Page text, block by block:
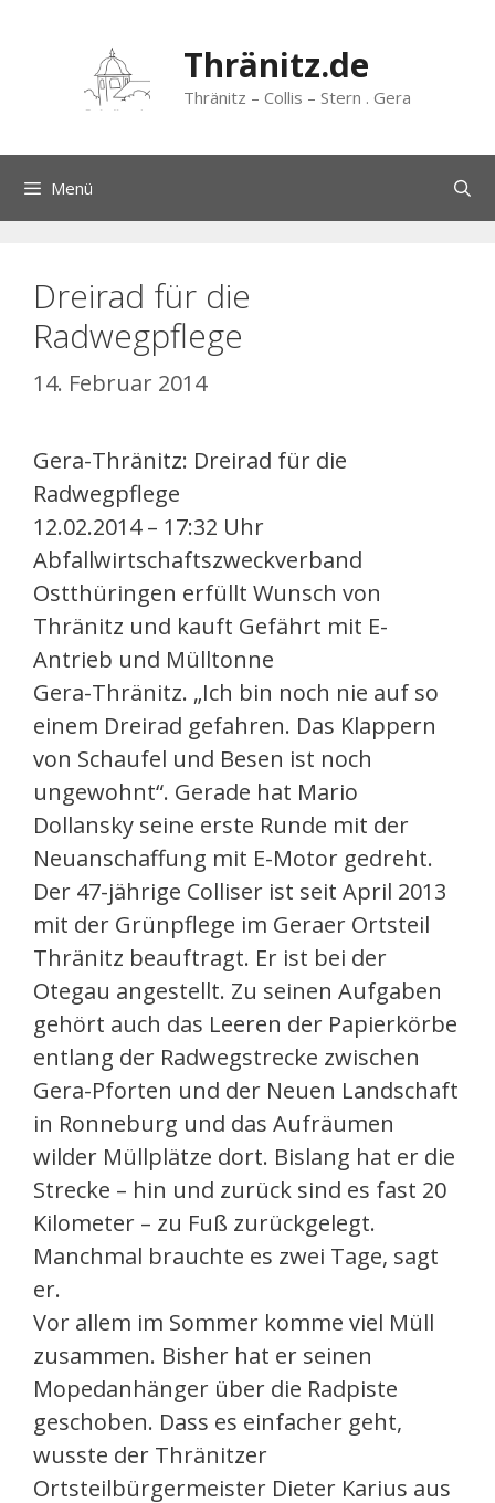
springen
Thränitz.de
Thränitz – Collis – Stern . Gera
Menü
Dreirad für die
Radwegpflege
14. Februar 2014
Gera-Thränitz: Dreirad für die
Radwegpflege
12.02.2014 – 17:32 Uhr
Abfallwirtschaftszweckverband
Ostthüringen erfüllt Wunsch von
Thränitz und kauft Gefährt mit E-
Antrieb und Mülltonne
Gera-Thränitz. „Ich bin noch nie auf so
einem Dreirad gefahren. Das Klappern
von Schaufel und Besen ist noch
ungewohnt“. Gerade hat Mario
Dollansky seine erste Runde mit der
Neuanschaffung mit E-Motor gedreht.
Der 47-jährige Colliser ist seit April 2013
mit der Grünpflege im Geraer Ortsteil
Thränitz beauftragt. Er ist bei der
Otegau angestellt. Zu seinen Aufgaben
gehört auch das Leeren der Papierkörbe
entlang der Radwegstrecke zwischen
Gera-Pforten und der Neuen Landschaft
in Ronneburg und das Aufräumen
wilder Müllplätze dort. Bislang hat er die
Strecke – hin und zurück sind es fast 20
Kilometer – zu Fuß zurückgelegt.
Manchmal brauchte es zwei Tage, sagt
er.
Vor allem im Sommer komme viel Müll
zusammen. Bisher hat er seinen
Mopedanhänger über die Radpiste
geschoben. Dass es einfacher geht,
wusste der Thränitzer
Ortsteilbürgermeister Dieter Karius aus